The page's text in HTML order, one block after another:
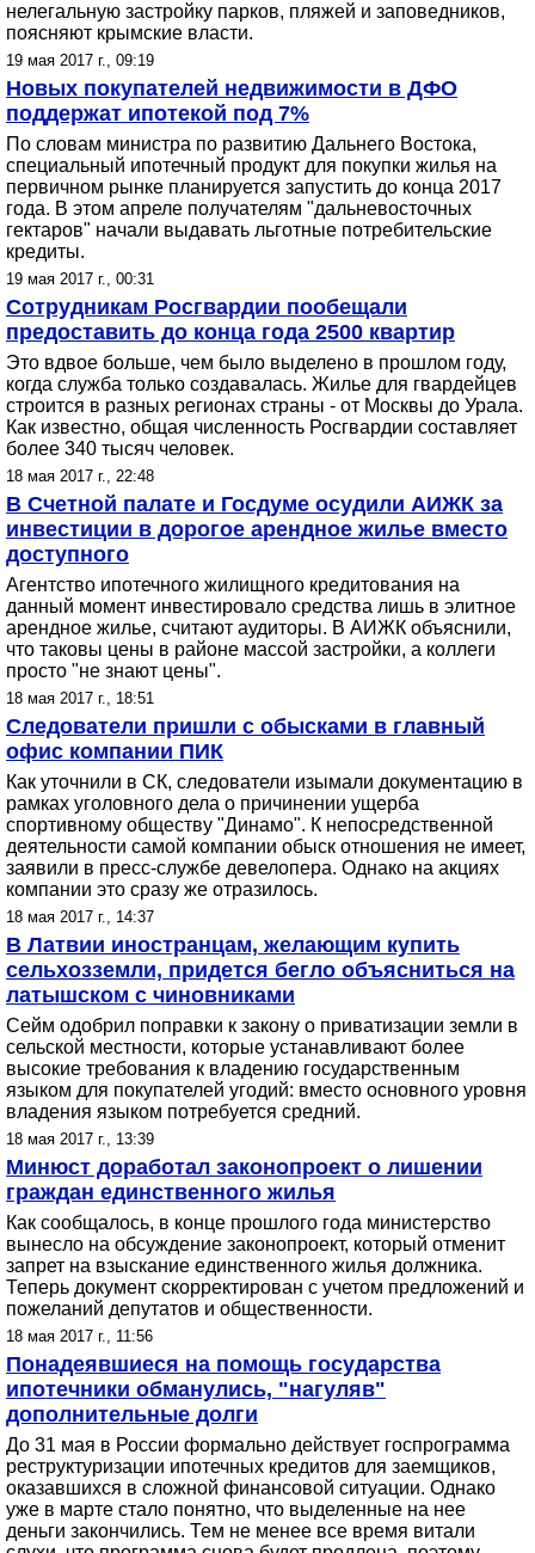
нелегальную застройку парков, пляжей и заповедников,
поясняют крымские власти.
19 мая 2017 г., 09:19
Новых покупателей недвижимости в ДФО
поддержат ипотекой под 7%
По словам министра по развитию Дальнего Востока,
специальный ипотечный продукт для покупки жилья на
первичном рынке планируется запустить до конца 2017
года. В этом апреле получателям "дальневосточных
гектаров" начали выдавать льготные потребительские
кредиты.
19 мая 2017 г., 00:31
Сотрудникам Росгвардии пообещали
предоставить до конца года 2500 квартир
Это вдвое больше, чем было выделено в прошлом году,
когда служба только создавалась. Жилье для гвардейцев
строится в разных регионах страны - от Москвы до Урала.
Как известно, общая численность Росгвардии составляет
более 340 тысяч человек.
18 мая 2017 г., 22:48
В Счетной палате и Госдуме осудили АИЖК за
инвестиции в дорогое арендное жилье вместо
доступного
Агентство ипотечного жилищного кредитования на
данный момент инвестировало средства лишь в элитное
арендное жилье, считают аудиторы. В АИЖК объяснили,
что таковы цены в районе массой застройки, а коллеги
просто "не знают цены".
18 мая 2017 г., 18:51
Следователи пришли с обысками в главный
офис компании ПИК
Как уточнили в СК, следователи изымали документацию в
рамках уголовного дела о причинении ущерба
спортивному обществу "Динамо". К непосредственной
деятельности самой компании обыск отношения не имеет,
заявили в пресс-службе девелопера. Однако на акциях
компании это сразу же отразилось.
18 мая 2017 г., 14:37
В Латвии иностранцам, желающим купить
сельхозземли, придется бегло объясниться на
латышском с чиновниками
Сейм одобрил поправки к закону о приватизации земли в
сельской местности, которые устанавливают более
высокие требования к владению государственным
языком для покупателей угодий: вместо основного уровня
владения языком потребуется средний.
18 мая 2017 г., 13:39
Минюст доработал законопроект о лишении
граждан единственного жилья
Как сообщалось, в конце прошлого года министерство
вынесло на обсуждение законопроект, который отменит
запрет на взыскание единственного жилья должника.
Теперь документ скорректирован с учетом предложений и
пожеланий депутатов и общественности.
18 мая 2017 г., 11:56
Понадеявшиеся на помощь государства
ипотечники обманулись, "нагуляв"
дополнительные долги
До 31 мая в России формально действует госпрограмма
реструктуризации ипотечных кредитов для заемщиков,
оказавшихся в сложной финансовой ситуации. Однако
уже в марте стало понятно, что выделенные на нее
деньги закончились. Тем не менее все время витали